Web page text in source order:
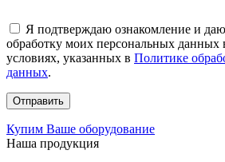
Я подтверждаю ознакомление и
обработку моих персональных данных
условиях, указанных в Политике
данных.
Купим Ваше оборудование
Наша продукция